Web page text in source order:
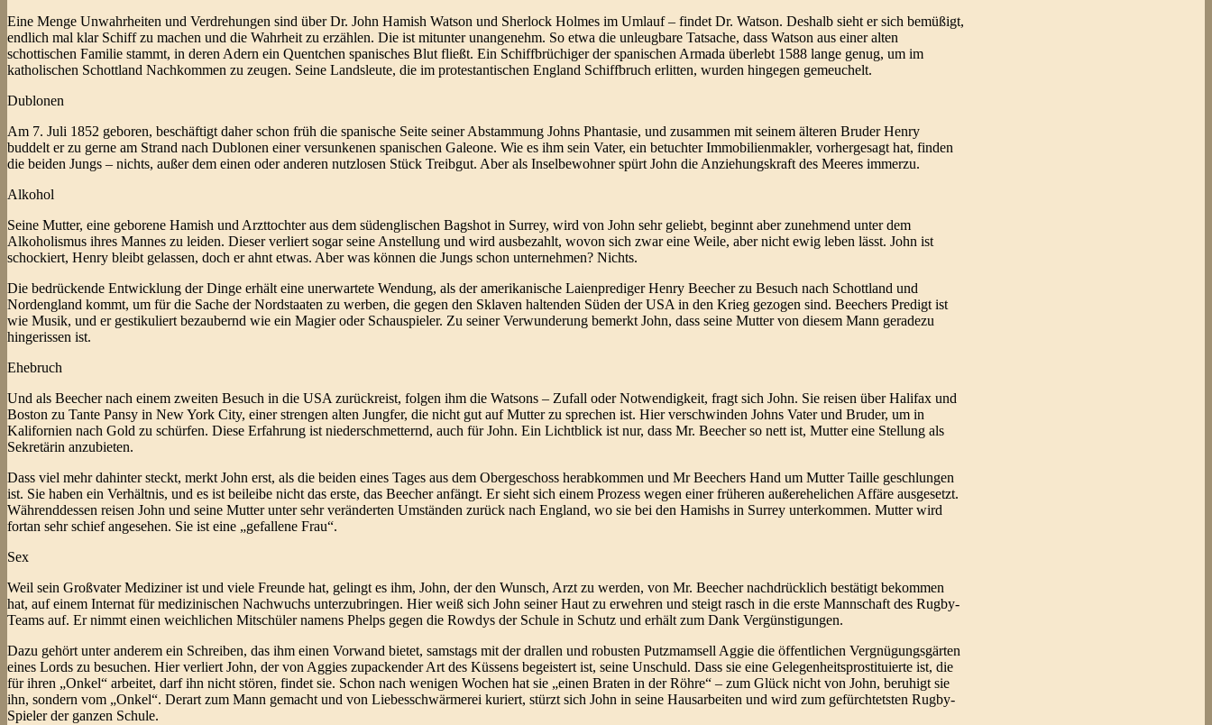
Eine Menge Unwahrheiten und Verdrehungen sind über Dr. John Hamish Watson und Sherlock Holmes im Umlauf – findet Dr. Watson. Deshalb sieht er sich bemüßigt,
endlich mal klar Schiff zu machen und die Wahrheit zu erzählen. Die ist mitunter unangenehm. So etwa die unleugbare Tatsache, dass Watson aus einer alten
schottischen Familie stammt, in deren Adern ein Quentchen spanisches Blut fließt. Ein Schiffbrüchiger der spanischen Armada überlebt 1588 lange genug, um im
katholischen Schottland Nachkommen zu zeugen. Seine Landsleute, die im protestantischen England Schiffbruch erlitten, wurden hingegen gemeuchelt.
Dublonen
Am 7. Juli 1852 geboren, beschäftigt daher schon früh die spanische Seite seiner Abstammung Johns Phantasie, und zusammen mit seinem älteren Bruder Henry
buddelt er zu gerne am Strand nach Dublonen einer versunkenen spanischen Galeone. Wie es ihm sein Vater, ein betuchter Immobilienmakler, vorhergesagt hat, finden
die beiden Jungs – nichts, außer dem einen oder anderen nutzlosen Stück Treibgut. Aber als Inselbewohner spürt John die Anziehungskraft des Meeres immerzu.
Alkohol
Seine Mutter, eine geborene Hamish und Arzttochter aus dem südenglischen Bagshot in Surrey, wird von John sehr geliebt, beginnt aber zunehmend unter dem
Alkoholismus ihres Mannes zu leiden. Dieser verliert sogar seine Anstellung und wird ausbezahlt, wovon sich zwar eine Weile, aber nicht ewig leben lässt. John ist
schockiert, Henry bleibt gelassen, doch er ahnt etwas. Aber was können die Jungs schon unternehmen? Nichts.
Die bedrückende Entwicklung der Dinge erhält eine unerwartete Wendung, als der amerikanische Laienprediger Henry Beecher zu Besuch nach Schottland und
Nordengland kommt, um für die Sache der Nordstaaten zu werben, die gegen den Sklaven haltenden Süden der USA in den Krieg gezogen sind. Beechers Predigt ist
wie Musik, und er gestikuliert bezaubernd wie ein Magier oder Schauspieler. Zu seiner Verwunderung bemerkt John, dass seine Mutter von diesem Mann geradezu
hingerissen ist.
Ehebruch
Und als Beecher nach einem zweiten Besuch in die USA zurückreist, folgen ihm die Watsons – Zufall oder Notwendigkeit, fragt sich John. Sie reisen über Halifax und
Boston zu Tante Pansy in New York City, einer strengen alten Jungfer, die nicht gut auf Mutter zu sprechen ist. Hier verschwinden Johns Vater und Bruder, um in
Kalifornien nach Gold zu schürfen. Diese Erfahrung ist niederschmetternd, auch für John. Ein Lichtblick ist nur, dass Mr. Beecher so nett ist, Mutter eine Stellung als
Sekretärin anzubieten.
Dass viel mehr dahinter steckt, merkt John erst, als die beiden eines Tages aus dem Obergeschoss herabkommen und Mr Beechers Hand um Mutter Taille geschlungen
ist. Sie haben ein Verhältnis, und es ist beileibe nicht das erste, das Beecher anfängt. Er sieht sich einem Prozess wegen einer früheren außerehelichen Affäre ausgesetzt.
Währenddessen reisen John und seine Mutter unter sehr veränderten Umständen zurück nach England, wo sie bei den Hamishs in Surrey unterkommen. Mutter wird
fortan sehr schief angesehen. Sie ist eine „gefallene Frau“.
Sex
Weil sein Großvater Mediziner ist und viele Freunde hat, gelingt es ihm, John, der den Wunsch, Arzt zu werden, von Mr. Beecher nachdrücklich bestätigt bekommen
hat, auf einem Internat für medizinischen Nachwuchs unterzubringen. Hier weiß sich John seiner Haut zu erwehren und steigt rasch in die erste Mannschaft des Rugby-
Teams auf. Er nimmt einen weichlichen Mitschüler namens Phelps gegen die Rowdys der Schule in Schutz und erhält zum Dank Vergünstigungen.
Dazu gehört unter anderem ein Schreiben, das ihm einen Vorwand bietet, samstags mit der drallen und robusten Putzmamsell Aggie die öffentlichen Vergnügungsgärten
eines Lords zu besuchen. Hier verliert John, der von Aggies zupackender Art des Küssens begeistert ist, seine Unschuld. Dass sie eine Gelegenheitsprostituierte ist, die
für ihren „Onkel“ arbeitet, darf ihn nicht stören, findet sie. Schon nach wenigen Wochen hat sie „einen Braten in der Röhre“ – zum Glück nicht von John, beruhigt sie
ihn, sondern vom „Onkel“. Derart zum Mann gemacht und von Liebesschwärmerei kuriert, stürzt sich John in seine Hausarbeiten und wird zum gefürchtetsten Rugby-
Spieler der ganzen Schule.